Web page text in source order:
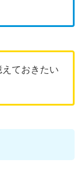
えておきたい